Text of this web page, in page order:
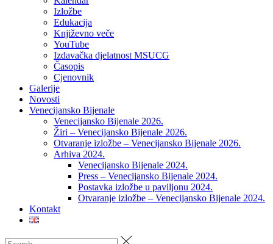
Izložbe
Edukacija
Književno veče
YouTube
Izdavačka djelatnost MSUCG
Časopis
Cjenovnik
Galerije
Novosti
Venecijansko Bijenale
Venecijansko Bijenale 2026.
Žiri – Venecijansko Bijenale 2026.
Otvaranje izložbe – Venecijansko Bijenale 2026.
Arhiva 2024.
Venecijansko Bijenale 2024.
Press – Venecijansko Bijenale 2024.
Postavka izložbe u paviljonu 2024.
Otvaranje izložbe – Venecijansko Bijenale 2024.
Kontakt